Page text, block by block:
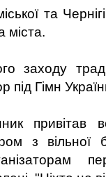
та
міста.
заходу
Гімн
привітав
з вільної